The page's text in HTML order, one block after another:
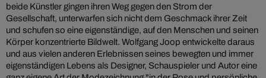
beide Künstler gingen ihren Weg gegen den Strom der
Gesellschaft, unterwarfen sich nicht dem Geschmack ihrer Zeit
und schufen so eine eigenständige, auf den Menschen und seinen
Körper konzentrierte Bildwelt. Wolfgang Joop entwickelte daraus
und aus vielen anderen Erlebnissen seines bewegten und immer
eigenständigen Lebens als Designer, Schauspieler und Autor eine